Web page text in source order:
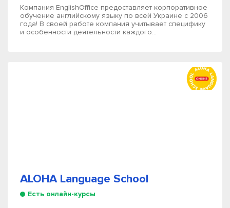
Компания EnglishOffice предоставляет корпоративное
обучение английскому языку по всей Украине с 2006
года! В своей работе компания учитывает специфику
и особенности деятельности каждого...
ALOHA Language School
Есть онлайн-курсы